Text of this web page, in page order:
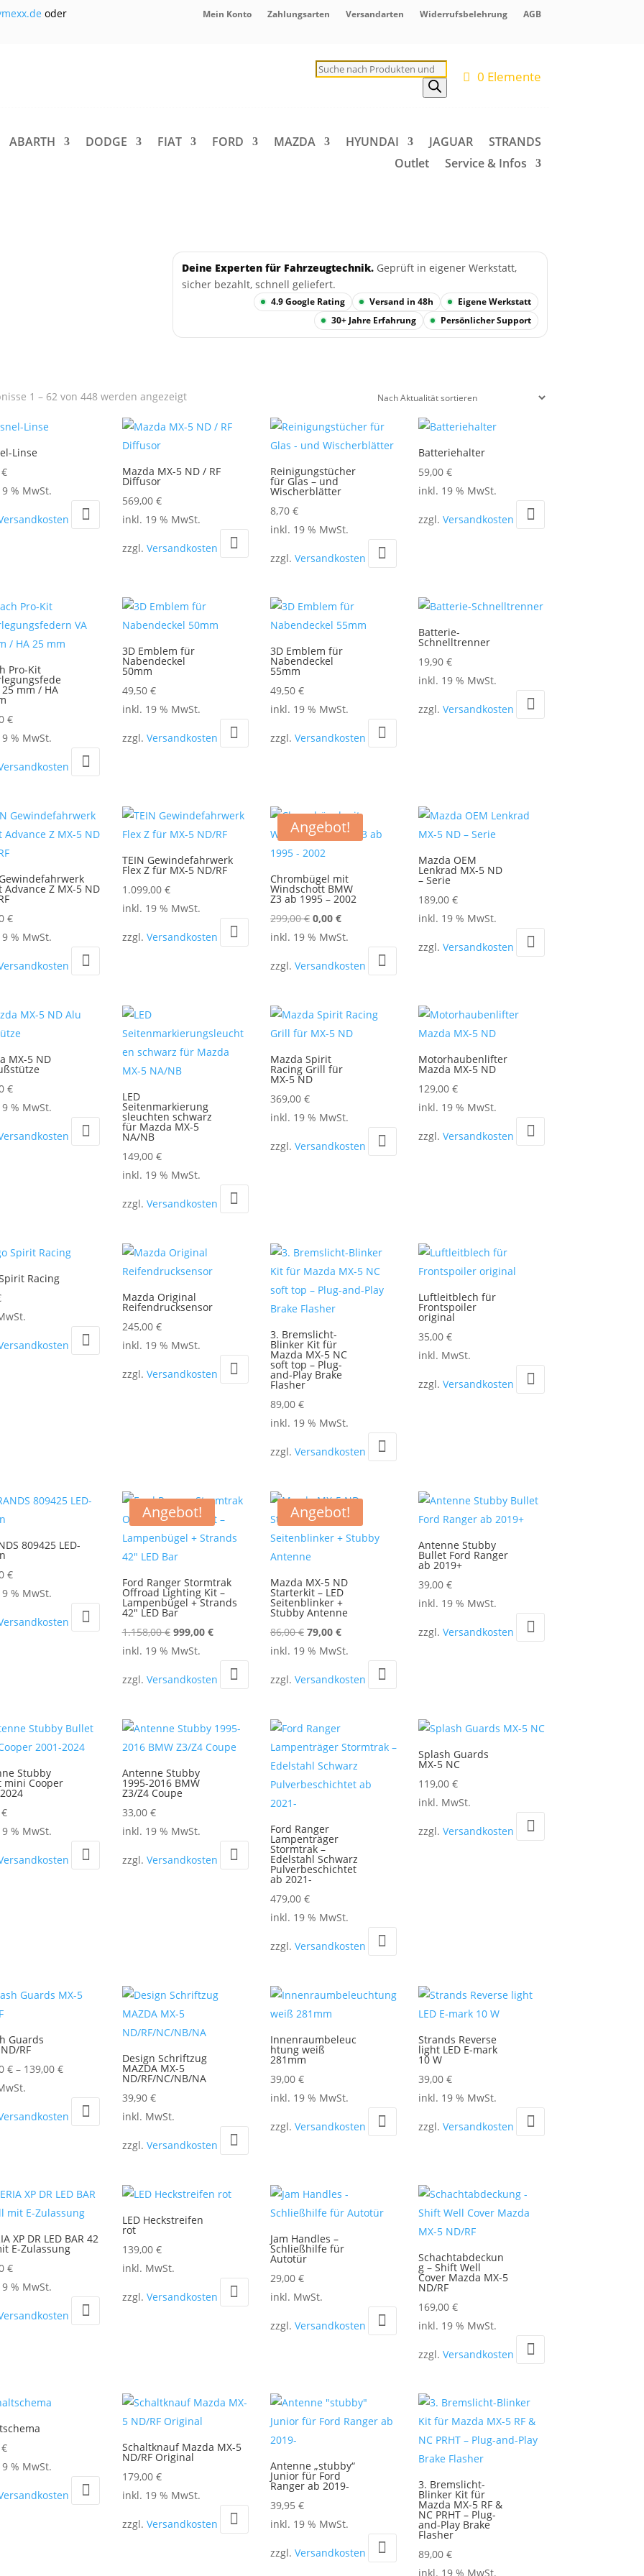
oder
Mein Konto Zahlungsarten Versandarten Widerrufsbelehrung AGB
Products
search 0 Elemente
ABARTH DODGE FIAT FORD MAZDA HYUNDAI JAGUAR
STRANDS
Outlet
Service & Infos
Deine Experten für Fahrzeugtechnik. Geprüft in eigener Werkstatt,
sicher bezahlt, schnell geliefert.
4.9 Google Rating Versand in 48h
Eigene Werkstatt
30+ Jahre Erfahrung
Persönlicher Support
1 – 62 von 448 werden angezeigtNach
sortiert
Linse
€
% MwSt.
Mazda MX-5 ND / RF
Diffusor
569,00 €
inkl. 19 % MwSt.
zzgl. Versandkosten
Reinigungstücher
für Glas – und
Wischerblätter
8,70 €
inkl. 19 % MwSt.
zzgl. Versandkosten
Batteriehalter
59,00€
inkl. 19 % MwSt.
zzgl.Versandkosten
Pro-Kit
25 mm / HA
€
% MwSt.
3D Emblem für
Nabendeckel
50mm
49,50 €
inkl. 19 % MwSt.
zzgl. Versandkosten
3D Emblem für
Nabendeckel
55mm
49,50 €
inkl. 19 % MwSt.
zzgl. Versandkosten
Batterie-
Schnelltrenner
19,90€
inkl. 19 % MwSt.
zzgl.Versandkosten
Advance Z MX-5 ND
€
% MwSt.
TEIN Gewindefahrwerk
Flex Z für MX-5 ND/RF
1.099,00 €
inkl. 19 % MwSt.
zzgl. Versandkosten
Angebot!
Chrombügel mit
Windschott BMW
Z3 ab 1995 – 2002
299,00€ Ursprünglicher
Preis
299,00 €
0,00 €Aktueller
Preis
0,00 €.
inkl. 19 % MwSt.
zzgl. Versandkosten
Mazda OEM
Lenkrad MX-5 ND
– Serie
189,00€
inkl. 19 % MwSt.
zzgl.Versandkosten
MX-5 ND
€
% MwSt.
LED
Seitenmarkierung
sleuchten schwarz
für Mazda MX-5
NA/NB
149,00 €
inkl. 19 % MwSt.
zzgl. Versandkosten
Mazda Spirit
Racing Grill für
MX-5 ND
369,00 €
inkl. 19 % MwSt.
zzgl. Versandkosten
Motorhaubenlifter
Mazda MX-5 ND
129,00€
inkl. 19 % MwSt.
zzgl.Versandkosten
Racing
Mazda Original
Reifendrucksensor
245,00 €
inkl. 19 % MwSt.
zzgl. Versandkosten
3. Bremslicht-
Blinker Kit für
Mazda MX-5 NC
soft top – Plug-
and-Play Brake
Flasher
89,00 €
inkl. 19 % MwSt.
zzgl. Versandkosten
Luftleitblech für
Frontspoiler
original
35,00€
Dieses
weist
können
auf
der
Produktseite
gewählt
werden
inkl. MwSt.
zzgl.Versandkosten
809425 LED-
€
% MwSt.
Angebot!
Ford Ranger Stormtrak
Offroad Lighting Kit –
Lampenbügel + Strands
42″ LED Bar
1.158,00€ Ursprünglicher
Preis
1.158,00 €
999,00 €Aktueller
999,00 €.
inkl. 19 % MwSt.
zzgl. Versandkosten
Angebot!
Mazda MX-5 ND
Starterkit – LED
Seitenblinker +
Stubby Antenne
86,00€ Ursprünglicher
Preis
86,00 €
79,00 €Aktueller
Preis
79,00 €.
inkl. 19 % MwSt.
zzgl. Versandkosten
Antenne Stubby
Bullet Ford Ranger
ab 2019+
39,00€
inkl. 19 % MwSt.
zzgl.Versandkosten
Stubby
mini Cooper
€
% MwSt.
Antenne Stubby
1995-2016 BMW
Z3/Z4 Coupe
33,00 €
inkl. 19 % MwSt.
zzgl. Versandkosten
Ford Ranger
Lampenträger
Stormtrak –
Edelstahl Schwarz
Pulverbeschichtet
ab 2021-
479,00 €
inkl. 19 % MwSt.
zzgl. Versandkosten
Splash Guards
MX-5 NC
119,00€
Dieses
weist
der
Produktseite
werden
inkl. MwSt.
zzgl.Versandkosten
Guards
RF
€ – 139,00€
Design Schriftzug
MAZDA MX-5
ND/RF/NC/NB/NA
39,90 €
Dieses
weist
Varianten
Die
Optionen
können
der
inkl. MwSt.
zzgl. Versandkosten
Innenraumbeleuc
htung weiß
281mm
39,00 €
inkl. 19 % MwSt.
zzgl. Versandkosten
Strands Reverse
light LED E-mark
10 W
39,00€
inkl. 19 % MwSt.
zzgl.Versandkosten
XP DR LED BAR 42
E-Zulassung
€
% MwSt.
LED Heckstreifen
rot
139,00 €
Dieses
weist
Optionen
können
der
Produktseite
gewählt
inkl. MwSt.
zzgl. Versandkosten
Jam Handles –
Schließhilfe für
Autotür
29,00 €
Dieses
weist
Die
Optionen
können
auf
der
Produktseite
gewählt
inkl. MwSt.
zzgl. Versandkosten
Schachtabdeckun
g – Shift Well
Cover Mazda MX-5
ND/RF
169,00€
inkl. 19 % MwSt.
zzgl.Versandkosten
€
% MwSt.
Schaltknauf Mazda MX-5
ND/RF Original
179,00 €
inkl. 19 % MwSt.
zzgl. Versandkosten
Antenne „stubby“
Junior für Ford
Ranger ab 2019-
39,95 €
inkl. 19 % MwSt.
zzgl. Versandkosten
3. Bremslicht-
Blinker Kit für
Mazda MX-5 RF &
NC PRHT – Plug-
and-Play Brake
Flasher
89,00€
inkl. 19 % MwSt.